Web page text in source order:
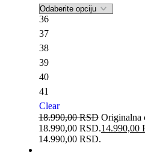
36
37
38
39
40
41
Clear
18.990,00RSD Originalna
18.990,00 RSD.14.990,00
14.990,00 RSD.